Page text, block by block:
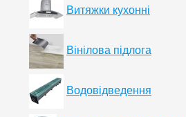
Витяжки кухонні
Вінілова підлога
Водовідведення